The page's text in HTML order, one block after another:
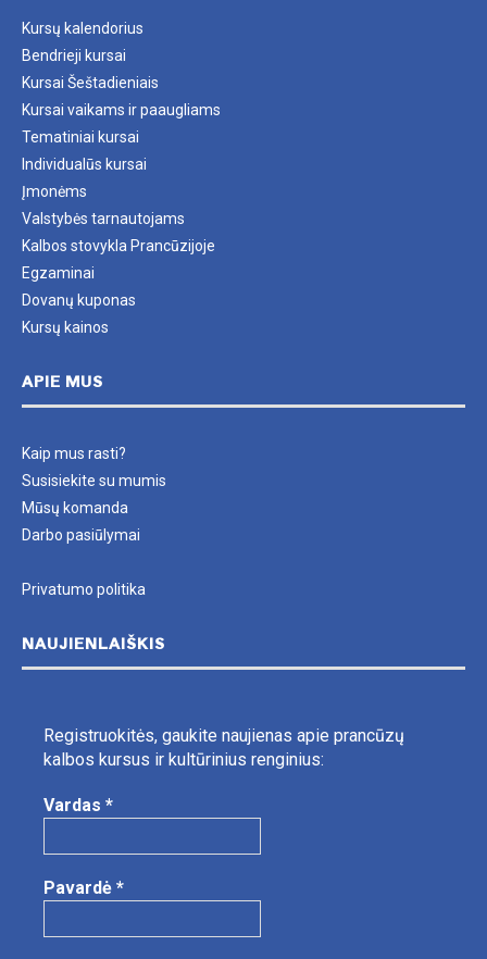
Kursų kalendorius
Bendrieji kursai
Kursai Šeštadieniais
Kursai vaikams ir paaugliams
Tematiniai kursai
Individualūs kursai
Įmonėms
Valstybės tarnautojams
Kalbos stovykla Prancūzijoje
Egzaminai
Dovanų kuponas
Kursų kainos
APIE MUS
Kaip mus rasti?
Susisiekite su mumis
Mūsų komanda
Darbo pasiūlymai
Privatumo politika
NAUJIENLAIŠKIS
Registruokitės, gaukite naujienas apie prancūzų
kalbos kursus ir kultūrinius renginius:
Vardas *
Pavardė *